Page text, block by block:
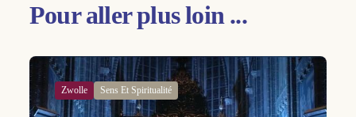
Pour aller plus loin ...
Zwolle Sens Et Spiritualité